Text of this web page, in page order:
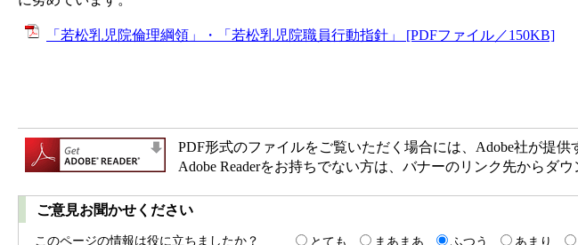
「若松乳児院倫理綱領」・「若松乳児院職員行動指針」 [PDFファイル／150KB]
PDF形式のファイルをご覧いただく場合には、Adobe社が提供
Adobe Readerをお持ちでない方は、バナーのリンク先からダ
ご意見お聞かせください
このページの情報は役に立ちましたか？ とても まあまあ ふつう あまり